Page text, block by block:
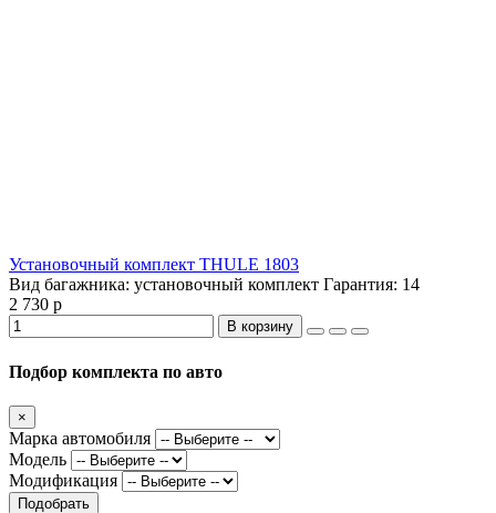
Установочный комплект THULE 1803
Вид багажника: установочный комплект Гарантия: 14
2 730 р
В корзину
Подбор комплекта по авто
×
Марка автомобиля
Модель
Модификация
Подобрать